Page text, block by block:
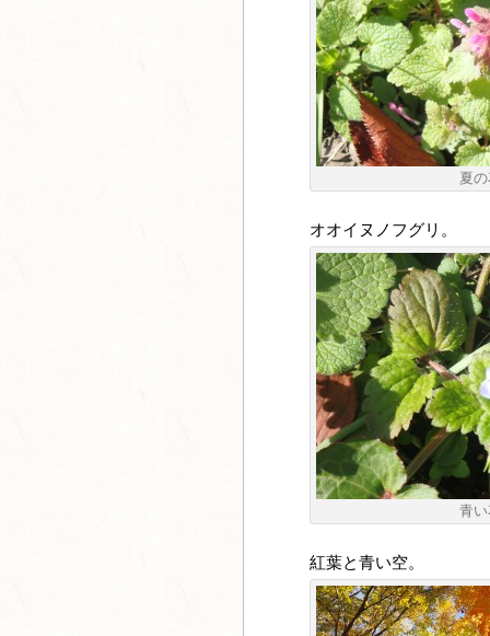
夏
オオイヌノフグリ。
青い
紅葉と青い空。